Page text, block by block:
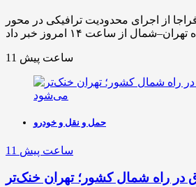
از اجرای محدودیت ترافیکی در محور
11 ساعت پیش
حمل و نقل و خودرو
11 ساعت پیش
در راه شمال کشور؛ تهران خنک‌تر